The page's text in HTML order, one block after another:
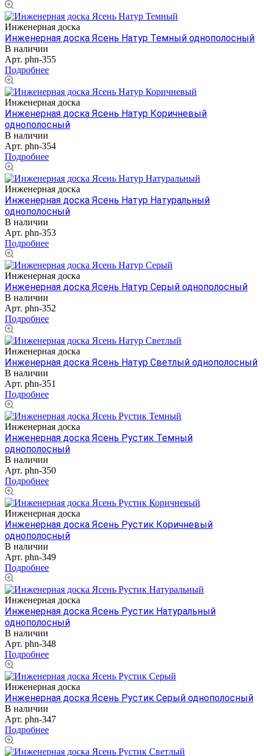
Инженерная доска
Инженерная доска Ясень Натур Темный однополосный
В наличии
Арт. phn-355
Подробнее
Инженерная доска
Инженерная доска Ясень Натур Коричневый
однополосный
В наличии
Арт. phn-354
Подробнее
Инженерная доска
Инженерная доска Ясень Натур Натуральный
однополосный
В наличии
Арт. phn-353
Подробнее
Инженерная доска
Инженерная доска Ясень Натур Серый однополосный
В наличии
Арт. phn-352
Подробнее
Инженерная доска
Инженерная доска Ясень Натур Светлый однополосный
В наличии
Арт. phn-351
Подробнее
Инженерная доска
Инженерная доска Ясень Рустик Темный
однополосный
В наличии
Арт. phn-350
Подробнее
Инженерная доска
Инженерная доска Ясень Рустик Коричневый
однополосный
В наличии
Арт. phn-349
Подробнее
Инженерная доска
Инженерная доска Ясень Рустик Натуральный
однополосный
В наличии
Арт. phn-348
Подробнее
Инженерная доска
Инженерная доска Ясень Рустик Серый однополосный
В наличии
Арт. phn-347
Подробнее